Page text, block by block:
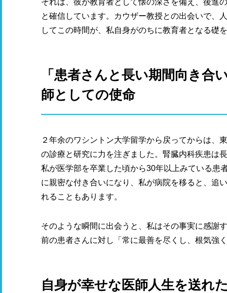
と確信しています。カウザー教授との出会いで、
してこの時間が、私自身がのちに教育者となる礎
「患者さんと長い期間向き合
師としての使命
２年余のワシントン大学留学から戻ってからは、
の診療と研究に力を注ぎました。腎臓内科疾患は
私が医学部を卒業した頃から30年以上みている患
に親密な付き合いになり、私が病院を移ると、追
れることもあります。
そのような瞬間に出会うと、私はその事実に感謝
前の患者さんに対し「常に最善を尽くし、根気強
自身が幸せな医師人生を送れ